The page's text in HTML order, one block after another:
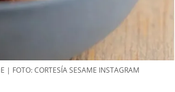
| FOTO: CORTESÍA SESAME INSTAGRAM